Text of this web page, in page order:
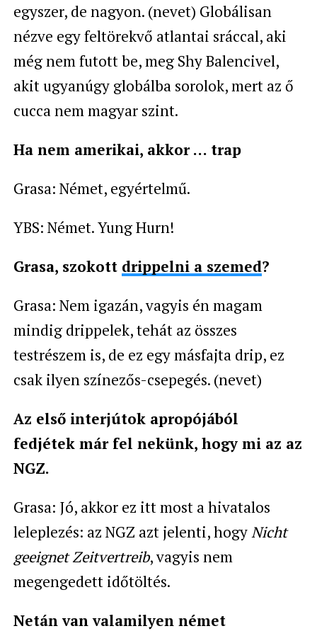
egyszer, de nagyon. (nevet) Globálisan
nézve egy feltörekvő atlantai sráccal, aki
még nem futott be, meg Shy Balencivel,
akit ugyanúgy globálba sorolok, mert az ő
cucca nem magyar szint.
Ha nem amerikai, akkor … trap
Grasa: Német, egyértelmű.
YBS: Német. Yung Hurn!
Grasa, szokott drippelni a szemed?
Grasa: Nem igazán, vagyis én magam
mindig drippelek, tehát az összes
testrészem is, de ez egy másfajta drip, ez
csak ilyen színezős-csepegés. (nevet)
Az első interjútok apropójából
fedjétek már fel nekünk, hogy mi az az
NGZ.
Grasa: Jó, akkor ez itt most a hivatalos
leleplezés: az NGZ azt jelenti, hogyNicht
geeignet Zeitvertreib, vagyis nem
megengedett időtöltés.
Netán van valamilyen német